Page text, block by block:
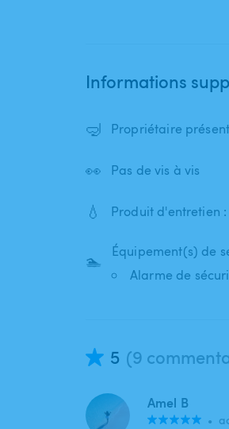
Informations
🤿 Propriétaire
👀 Pas de vis à vis
💧 Produit d'entretien
🏊
Équipement(s) de
Alarme de
5 (9
Amel B
•